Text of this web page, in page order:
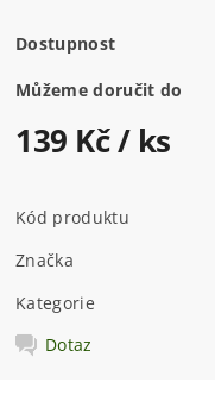
Dostupnost
Můžeme doručit do
139 Kč/ ks
Kód produktu
Značka
Kategorie
Dotaz